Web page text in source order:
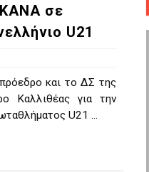
με Αρετσού (το video
σειρά στα ίσια (1-1)
Δραπετσώνα
σε
U21
και το ΔΣ της
Καλλιθέας για την
U21 ...